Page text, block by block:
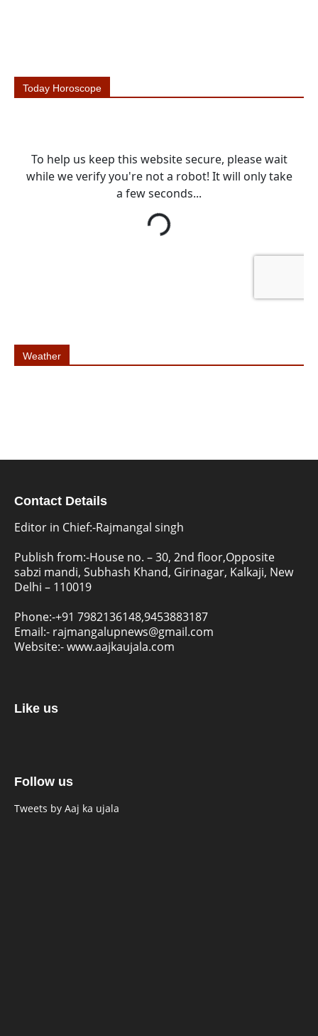
Today Horoscope
Weather
Contact Details
Editor in Chief:-Rajmangal singh
Publish from:-House no. – 30, 2nd floor,Opposite
sabzi mandi, Subhash Khand, Girinagar, Kalkaji, New
Delhi – 110019
Phone:-+91 7982136148,9453883187
Email:- rajmangalupnews@gmail.com
Website:-www.aajkaujala.com
Like us
Follow us
Tweets by Aaj ka ujala